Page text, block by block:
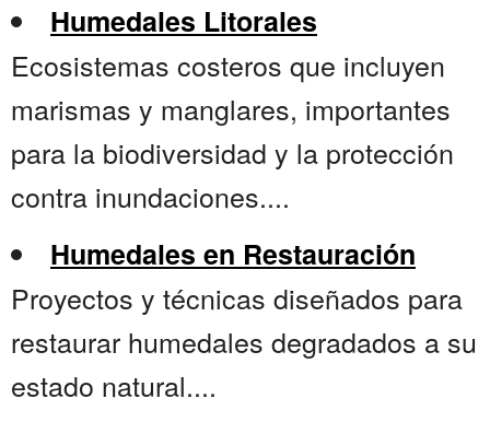
Humedales Litorales
Ecosistemas costeros que incluyen
marismas y manglares, importantes
para la biodiversidad y la protección
contra inundaciones....
Humedales en Restauración
Proyectos y técnicas diseñados para
restaurar humedales degradados a su
estado natural....